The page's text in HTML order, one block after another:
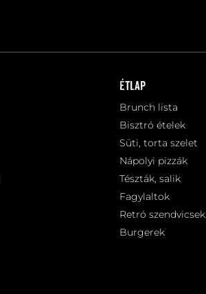
Étlap
Brunch lista
Bisztró ételek
Süti, torta szelet
Nápolyi pizzák
Tészták, salik
Fagylaltok
Retró szendvicsek
Burgerek